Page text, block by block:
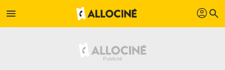
menu profil search